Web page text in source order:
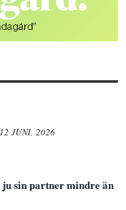
12 JUNI, 2026
sin partner mindre än